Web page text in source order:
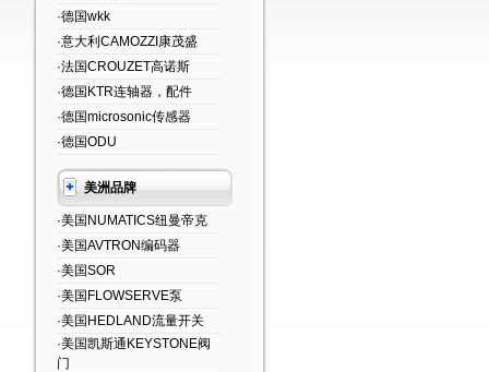
·德国wkk
·意大利CAMOZZI康茂盛
·法国CROUZET高诺斯
·德国KTR连轴器，配件
·德国microsonic传感器
·德国ODU
美洲品牌
·美国NUMATICS纽曼帝克
·美国AVTRON编码器
·美国SOR
·美国FLOWSERVE泵
·美国HEDLAND流量开关
·美国凯斯通KEYSTONE阀
门